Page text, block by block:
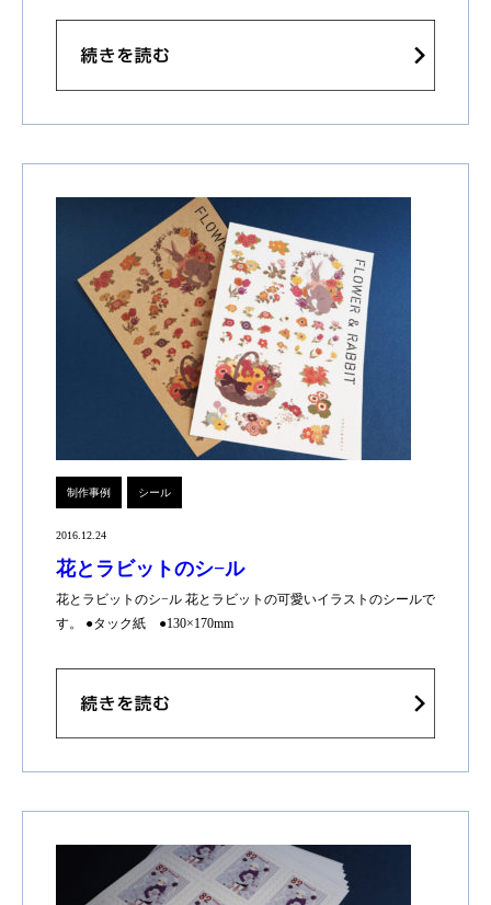
制作事例 シール
2016.12.24
花とラビットのシ−ル
花とラビットのシ−ル 花とラビットの可愛いイラストのシールで
す。 ●タック紙 ●130×170mm